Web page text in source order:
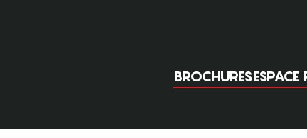
BROCHURESESPACE